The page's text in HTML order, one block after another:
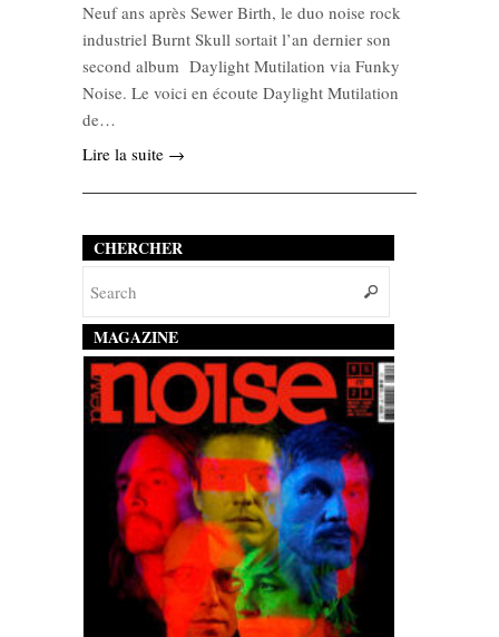
Neuf ans après Sewer Birth, le duo noise rock
industriel Burnt Skull sortait l’an dernier son
second album Daylight Mutilation via Funky
Noise. Le voici en écoute Daylight Mutilation
de…
Lire la suite →
CHERCHER
MAGAZINE